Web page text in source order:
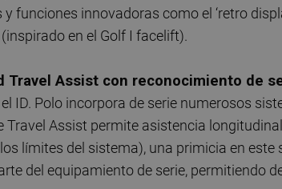
funciones innovadoras como el ‘retro
en el Golf I facelift).
Travel Assist con reconocimiento de
ID. Polo incorpora de serie numerosos
Travel Assist permite asistencia
límites del sistema), una primicia en este
del equipamiento de serie, permitiendo